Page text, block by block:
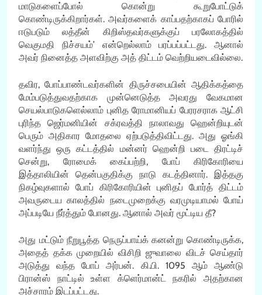
மாடுகளைப்போல் கொன்று கூறுபோட்டுக்
கொண்டிருக்கிறார்கள். அவர்களைக் காப்பதற்காகப் போரில்
ஈடுபடும் லத்தீன் கிறிஸ்தவர்களுக்குப் பரலோகத்தில்
வெகுமதி நிச்சயம்’ என்றெல்லாம் பரப்பப்பட்டது. ஆனால்
அவர் நினைத்த அளவிற்கு அத் திட்டம் வெற்றியடைவில்லை.
தவிர, போப்பாண்டவர்களின் திருச்சபையின் ஆதிக்கத்தை
மேம்படுத்துவதற்காக முன்னெடுத்த அவரது வேகமான
செயல்பாடுகளெல்லாம் புனித ரோமானியப் பேரரசராக ஆட்சி
புரிந்த ஜெர்மனியின் சக்ரவத்தி நாலாவது ஹென்றியுடன்
பெரும் அதிகார மோதலை ஏற்படுத்திவிட்டது. அது ஓங்கி
வளர்ந்து ஒரு கட்டத்தில் மன்னர் ஹென்றி படை திரட்டிச்
சென்று, ரோமைக் கைப்பற்றி, போப் கிரிகோரியை
இத்தாலியின் தென்பகுதிக்கு நாடு கடத்தினார். இத்தகு
நிகழ்வுகளால் போப் கிரிகோரியின் புனிதப் போர்த் திட்டம்
அவருடைய காலத்தில் நடைமுறைக்கு வரமுடியாமல் போய்
அப்படியே நீர்த்தும் போனது. ஆனால் அவர் மூட்டிய தீ?
அது மட்டும் நீறுபூத்த நெருப்பாய்க் கனன்று கொண்டிருக்க,
அதைத் தக்க முறையில் விசிறி ஜுவாலை விடச் செய்தார்
அடுத்து வந்த போப் அர்பன். கி.பி. 1095 ஆம் ஆண்டு
பிரான்ஸ் நாட்டில் உள்ள க்ளெர்மான்ட் நகரில் அதற்கான
அச்சாரம் இடப்பட்டது.